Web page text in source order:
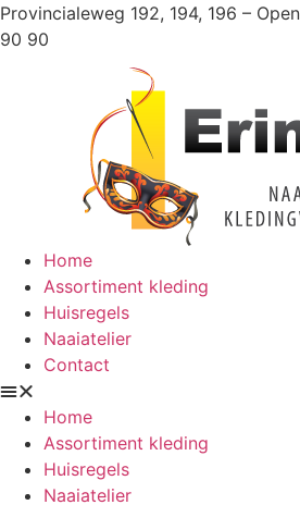
Ga
naar
Provincialeweg 192, 194, 196 –
90 90
Home
Assortiment kleding
Huisregels
Naaiatelier
Contact
Home
Assortiment kleding
Huisregels
Naaiatelier